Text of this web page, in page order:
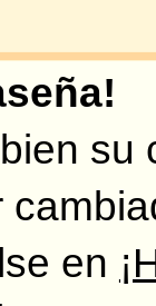
se le
mucho
que